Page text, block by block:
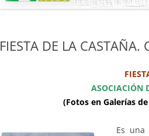
FIESTA DE LA CASTAÑA.
ASOCIACIÓN
(Fotos en Galerías
Es